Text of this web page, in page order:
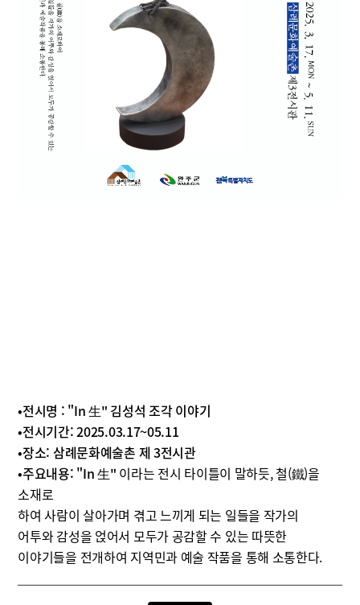
•전시명 : "In 生" 김성석 조각 이야기
•전시기간: 2025.03.17~05.11
•장소: 삼례문화예술촌 제 3전시관
•주요내용: "In 生" 이라는 전시 타이틀이 말하듯, 철(鐵)을
소재로
하여 사람이 살아가며 겪고 느끼게 되는 일들을 작가의
어투와 감성을 얹어서 모두가 공감할 수 있는 따뜻한
이야기들을 전개하여 지역민과 예술 작품을 통해 소통한다.